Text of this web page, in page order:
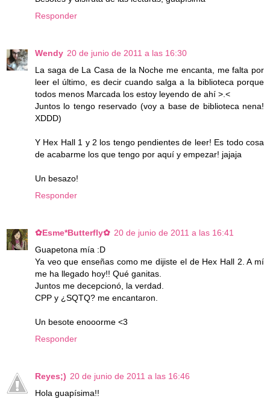
Responder
Wendy 20 de junio de 2011 a las 16:30
La saga de La Casa de la Noche me encanta, me falta por
leer el último, es decir cuando salga a la biblioteca porque
todos menos Marcada los estoy leyendo de ahí >.<
Juntos lo tengo reservado (voy a base de biblioteca nena!
XDDD)
Y Hex Hall 1 y 2 los tengo pendientes de leer! Es todo cosa
de acabarme los que tengo por aquí y empezar! jajaja
Un besazo!
Responder
✿Esme*Butterfly✿ 20 de junio de 2011 a las 16:41
Guapetona mía :D
Ya veo que enseñas como me dijiste el de Hex Hall 2. A mí
me ha llegado hoy!! Qué ganitas.
Juntos me decepcionó, la verdad.
CPP y ¿SQTQ? me encantaron.
Un besote enooorme <3
Responder
Reyes;) 20 de junio de 2011 a las 16:46
Hola guapísima!!